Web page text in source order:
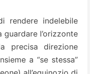
rendere indelebile
l’orizzonte
precisa direzione
a “se stessa”